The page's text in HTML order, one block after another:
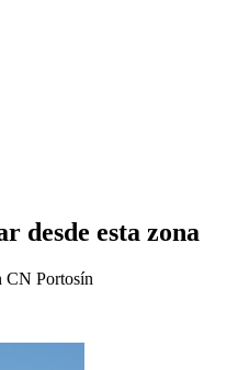
desde esta zona
CN Portosín